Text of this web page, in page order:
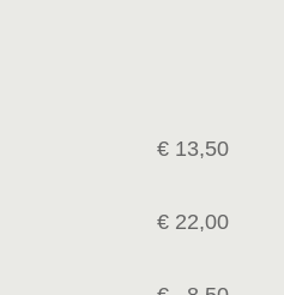
€ 13,50
€ 22,00